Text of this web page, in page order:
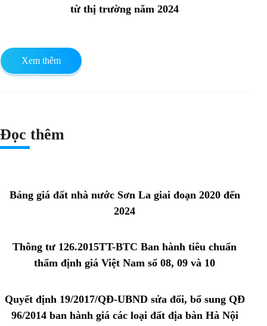
từ thị trường năm 2024
Xem thêm
Đọc thêm
Bảng giá đất nhà nước Sơn La giai đoạn 2020 đến
2024
Thông tư 126.2015TT-BTC Ban hành tiêu chuẩn
thẩm định giá Việt Nam số 08, 09 và 10
Quyết định 19/2017/QĐ-UBND sửa đổi, bổ sung QĐ
96/2014 ban hành giá các loại đất địa bàn Hà Nội